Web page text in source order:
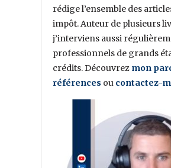
rédige l’ensemble des
impôt. Auteur de plusieurs
j’interviens aussi
professionnels de grands
crédits. Découvrez mon
références ou contactez-